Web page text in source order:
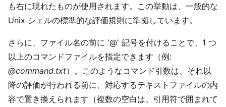
も右に現れたものが使用されます。この挙動は、一般的な
Unix シェルの標準的な評価規則に準拠しています。
さらに、ファイル名の前に '@' 記号を付けることで、1 つ
以上のコマンドファイルを指定できます（例:
@command.txt）。このようなコマンド引数は、それ以
降の評価が行われる前に、対応するテキストファイルの内
容で置き換えられます（複数の空白は、引用符で囲まれて